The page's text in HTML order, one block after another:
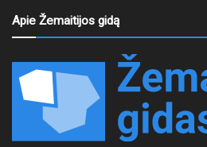
Apie Žemaitijos gidą